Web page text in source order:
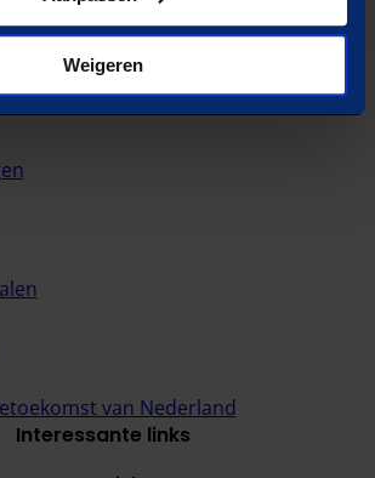
Weigeren
van Nederland
Interessante links